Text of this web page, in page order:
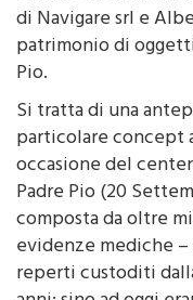
patrimonio di
Pio.
Si tratta di una
particolare concept
occasione del
Padre Pio (20
composta da oltre
evidenze mediche
reperti custoditi
anni; sino ad oggi